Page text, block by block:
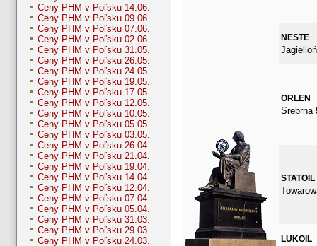
Ceny PHM v Poľsku 14.06.
Ceny PHM v Poľsku 09.06.
Ceny PHM v Poľsku 07.06.
Ceny PHM v Poľsku 02.06.
Ceny PHM v Poľsku 31.05.
Ceny PHM v Poľsku 26.05.
Ceny PHM v Poľsku 24.05.
Ceny PHM v Poľsku 19.05.
Ceny PHM v Poľsku 17.05.
Ceny PHM v Poľsku 12.05.
Ceny PHM v Poľsku 10.05.
Ceny PHM v Poľsku 05.05.
Ceny PHM v Poľsku 03.05.
Ceny PHM v Poľsku 26.04.
Ceny PHM v Poľsku 21.04.
Ceny PHM v Poľsku 19.04.
Ceny PHM v Poľsku 14.04.
Ceny PHM v Poľsku 12.04.
Ceny PHM v Poľsku 07.04.
Ceny PHM v Poľsku 05.04.
Ceny PHM v Poľsku 31.03.
Ceny PHM v Poľsku 29.03.
Ceny PHM v Poľsku 24.03.
NESTE
ORLEN
Srebrna
STATOIL
LUKOIL